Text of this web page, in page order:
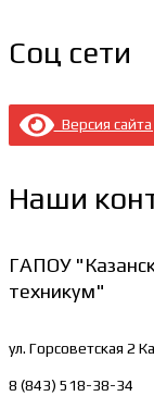
Соц сети
Версия
Наши
ГАПОУ
техникум"
ул. Горсоветская 2
8 (843) 518-38-34